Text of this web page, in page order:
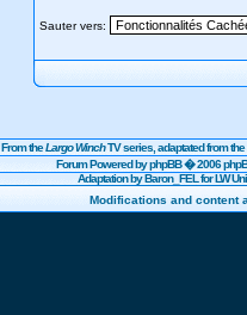
Sauter vers:
From theLargo WinchTV series, adaptated from
Forum Powered byphpBB� 2006
Adaptation by Baron_FEL for LW
Modifications and content